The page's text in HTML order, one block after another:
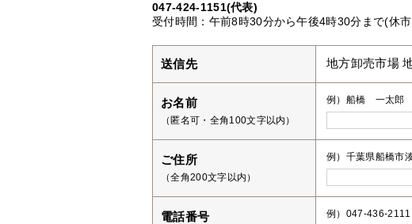
047-424-1151(代表)
受付時間：午前8時30分から午後4時30分まで(休
送信先 地方卸売市場
お名前
（匿名可・全角100文字以内）
例）船橋 一太郎
ご住所
（全角200文字以内）
例）千葉県船橋市
電話番号 例）047-436-2111